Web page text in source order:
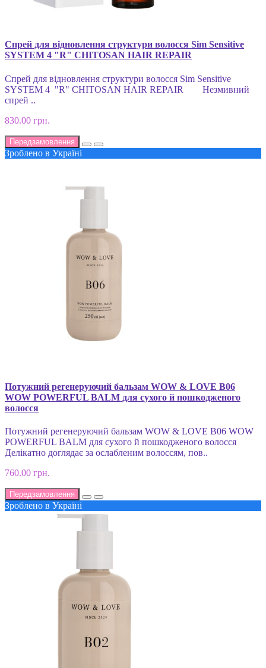
Спрей для відновлення структури волосся Sim Sensitive
SYSTEM 4 "R" CHITOSAN HAIR REPAIR
Спрей для відновлення структури волосся Sim Sensitive
SYSTEM 4 "R" CHITOSAN HAIR REPAIR Незмивний
спрей ..
830.00 грн.
Передзамовлення
Зроблено в Україні
Потужний регенеруючий бальзам WOW & LOVE B06
WOW POWERFUL BALM для сухого й пошкодженого
волосся
Потужний регенеруючий бальзам WOW & LOVE B06 WOW
POWERFUL BALM для сухого й пошкодженого волосся
Делікатно доглядає за ослабленим волоссям, пов..
760.00 грн.
Передзамовлення
Зроблено в Україні